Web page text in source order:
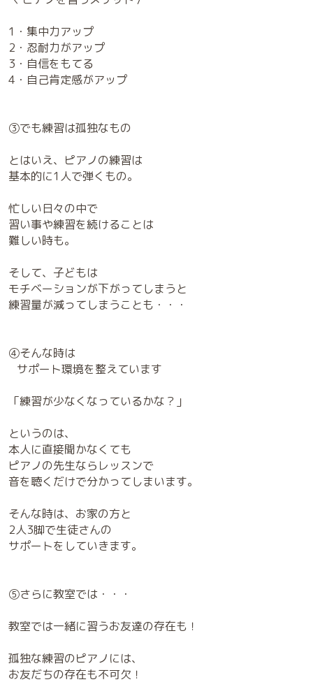
1・集中力アップ
2・忍耐力がアップ
3・自信をもてる
4・自己肯定感がアップ
③でも練習は孤独なもの
とはいえ、ピアノの練習は
基本的に1人で弾くもの。
忙しい日々の中で
習い事や練習を続けることは
難しい時も。
そして、子どもは
モチベーションが下がってしまうと
練習量が減ってしまうことも・・・
④そんな時は
サポート環境を整えています
「練習が少なくなっているかな？」
というのは、
本人に直接聞かなくても
ピアノの先生ならレッスンで
音を聴くだけで分かってしまいます。
そんな時は、お家の方と
2人3脚で生徒さんの
サポートをしていきます。
⑤さらに教室では・・・
教室では一緒に習うお友達の存在も！
孤独な練習のピアノには、
お友だちの存在も不可欠！